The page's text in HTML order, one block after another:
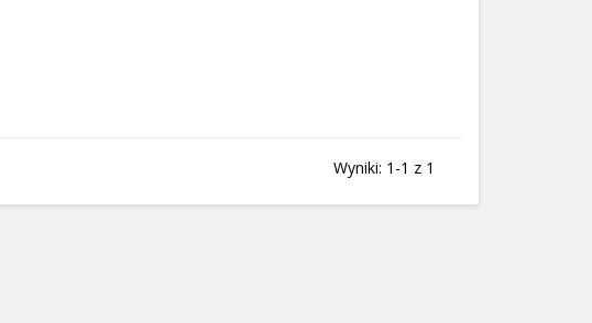
Wyniki: 1-1 z 1